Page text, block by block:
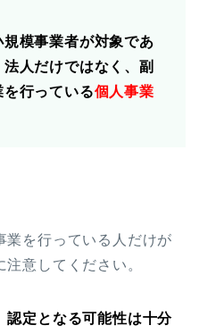
模事業者が対象であ
人だけではなく、副
行っている個人事業
業を行っている人だけが
意してください。
認定となる可能性は十分